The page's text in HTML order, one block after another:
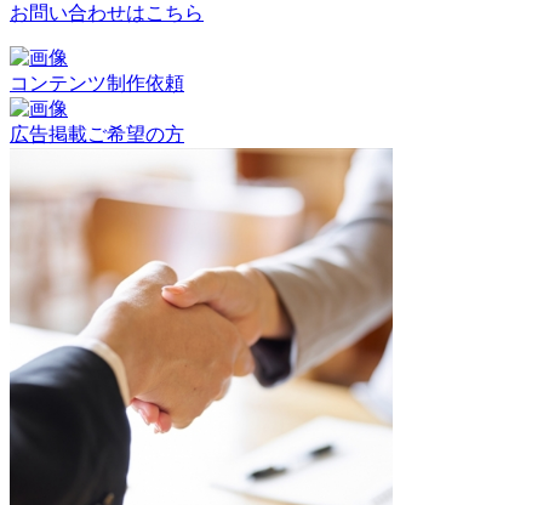
お問い合わせはこちら
コンテンツ制作依頼
広告掲載ご希望の方